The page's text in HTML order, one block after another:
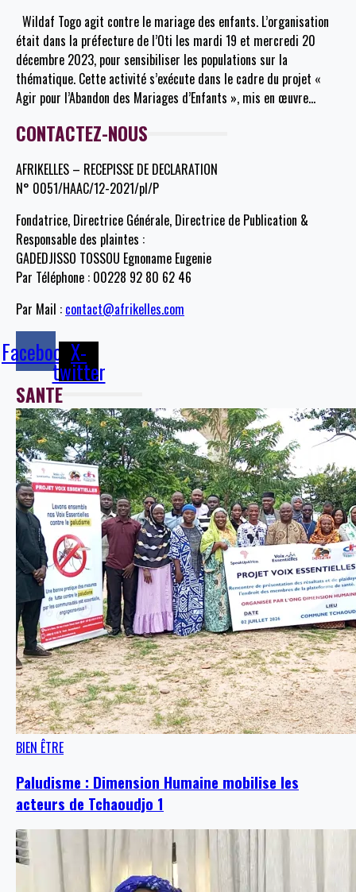
Wildaf Togo agit contre le mariage des enfants. L’organisation
était dans la préfecture de l’Oti les mardi 19 et mercredi 20
décembre 2023, pour sensibiliser les populations sur la
thématique. Cette activité s’exécute dans le cadre du projet «
Agir pour l’Abandon des Mariages d’Enfants », mis en œuvre…
CONTACTEZ-NOUS
AFRIKELLES – RECEPISSE DE DECLARATION
N° 0051/HAAC/12-2021/pl/P
Fondatrice, Directrice Générale, Directrice de Publication &
Responsable des plaintes :
GADEDJISSO TOSSOU Egnoname Eugenie
Par Téléphone : 00228 92 80 62 46
Par Mail : contact@afrikelles.com
FacebookX-
twitter
SANTE
BIEN ÊTRE
Paludisme : Dimension Humaine mobilise les
acteurs de Tchaoudjo 1